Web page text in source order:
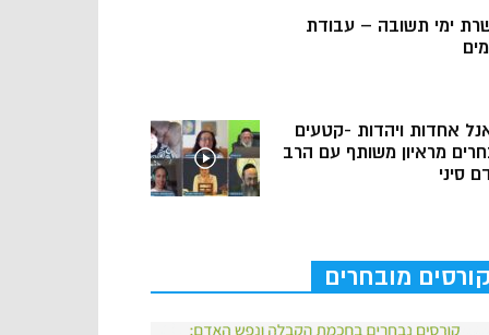
ימי תשובה – עבודת
אחדות ויהדות -קטעים
מראיון משותף עם הרב
סיני
קורסים מובחרים